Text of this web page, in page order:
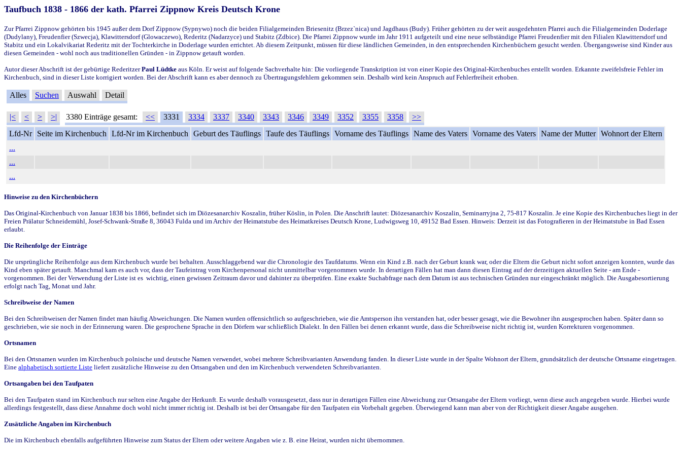
Taufbuch 1838 - 1866 der kath. Pfarrei Zippnow Kreis Deutsch Krone
Zur Pfarrei Zippnow gehörten bis 1945 außer dem Dorf Zippnow (Sypnywo) noch die beiden Filialgemeinden Briesenitz (Brzez`nica) und Jagdhaus (Budy). Früher gehörten zu der weit ausgedehnten Pfarrei auch die Filialgemeinden Doderlage
(Dudylany), Freudenfier (Szwecja), Klawittersdorf (Glowaczewo), Rederitz (Nadarzyce) und Stabitz (Zdbice). Die Pfarrei Zippnow wurde im Jahr 1911 aufgeteilt und eine neue selbständige Pfarrei Freudenfier mit den Filialen Klawittersdorf und
Stabitz und ein Lokalvikariat Rederitz mit der Tochterkirche in Doderlage wurden errichtet. Ab diesem Zeitpunkt, müssen für diese ländlichen Gemeinden, in den entsprechenden Kirchenbüchern gesucht werden. Übergangsweise sind Kinder aus
diesen Gemeinden - wohl noch aus traditionellen Gründen - in Zippnow getauft worden.
Autor dieser Abschrift ist der gebürtige RederitzerPaul Lüdtke aus Köln. Er weist auf folgende Sachverhalte hin: Die vorliegende Transkription ist von einer Kopie des Original-Kirchenbuches erstellt worden. Erkannte zweifelsfreie Fehler im
Kirchenbuch, sind in dieser Liste korrigiert worden. Bei der Abschrift kann es aber dennoch zu Übertragungsfehlern gekommen sein. Deshalb wird kein Anspruch auf Fehlerfreiheit erhoben.
Alles Suchen Auswahl Detail
|< < > >| 3380 Einträge gesamt: << 3331 3334 3337 3340 3343 3346 3349 3352 3355 3358
>>
Lfd-Nr
Seite im Kirchenbuch Lfd-Nr im Kirchenbuch Geburt des Täuflings Taufe des Täuflings Vorname des Täuflings Name des Vaters Vorname des Vaters Name der Mutter Wohnort der Eltern
...
...
...
Hinweise zu den Kirchenbüchern
Das Original-Kirchenbuch von Januar 1838 bis 1866, befindet sich im Diözesanarchiv Koszalin, früher Köslin, in Polen. Die Anschrift lautet: Diözesanarchiv Koszalin, Seminarryjna 2, 75-817 Koszalin. Je eine Kopie des Kirchenbuches liegt in der
Freien Prälatur Schneidemühl, Josef-Schwank-Straße 8, 36043 Fulda und im Archiv der Heimatstube des Heimatkreises Deutsch Krone, Ludwigsweg 10, 49152 Bad Essen. Hinweis: Derzeit ist das Fotografieren in der Heimatstube in Bad Essen
erlaubt.
Die Reihenfolge der Einträge
Die ursprüngliche Reihenfolge aus dem Kirchenbuch wurde bei behalten. Ausschlaggebend war die Chronologie des Taufdatums. Wenn ein Kind z.B. nach der Geburt krank war, oder die Eltern die Geburt nicht sofort anzeigen konnten, wurde das
Kind eben später getauft. Manchmal kam es auch vor, dass der Taufeintrag vom Kirchenpersonal nicht unmittelbar vorgenommen wurde. In derartigen Fällen hat man dann diesen Eintrag auf der derzeitigen aktuellen Seite - am Ende -
vorgenommen. Bei der Verwendung der Liste ist es wichtig, einen gewissen Zeitraum davor und dahinter zu überprüfen. Eine exakte Suchabfrage nach dem Datum ist aus technischen Gründen nur eingeschränkt möglich. Die Ausgabesortierung
erfolgt nach Tag, Monat und Jahr.
Schreibweise der Namen
Bei den Schreibweisen der Namen findet man häufig Abweichungen. Die Namen wurden offensichtlich so aufgeschrieben, wie die Amtsperson ihn verstanden hat, oder besser gesagt, wie die Bewohner ihn ausgesprochen haben. Später dann so
geschrieben, wie sie noch in der Erinnerung waren. Die gesprochene Sprache in den Dörfern war schließlich Dialekt. In den Fällen bei denen erkannt wurde, dass die Schreibweise nicht richtig ist, wurden Korrekturen vorgenommen.
Ortsnamen
Bei den Ortsnamen wurden im Kirchenbuch polnische und deutsche Namen verwendet, wobei mehrere Schreibvarianten Anwendung fanden. In dieser Liste wurde in der Spalte Wohnort der Eltern, grundsätzlich der deutsche Ortsname eingetragen.
Eine alphabetisch sortierte Liste liefert zusätzliche Hinweise zu den Ortsangaben und den im Kirchenbuch verwendeten Schreibvarianten.
Ortsangaben bei den Taufpaten
Bei den Taufpaten stand im Kirchenbuch nur selten eine Angabe der Herkunft. Es wurde deshalb vorausgesetzt, dass nur in derartigen Fällen eine Abweichung zur Ortsangabe der Eltern vorliegt, wenn diese auch angegeben wurde. Hierbei wurde
allerdings festgestellt, dass diese Annahme doch wohl nicht immer richtig ist. Deshalb ist bei der Ortsangabe für den Taufpaten ein Vorbehalt gegeben. Überwiegend kann man aber von der Richtigkeit dieser Angabe ausgehen.
Zusätzliche Angaben im Kirchenbuch
Die im Kirchenbuch ebenfalls aufgeführten Hinweise zum Status der Eltern oder weitere Angaben wie z. B. eine Heirat, wurden nicht übernommen.